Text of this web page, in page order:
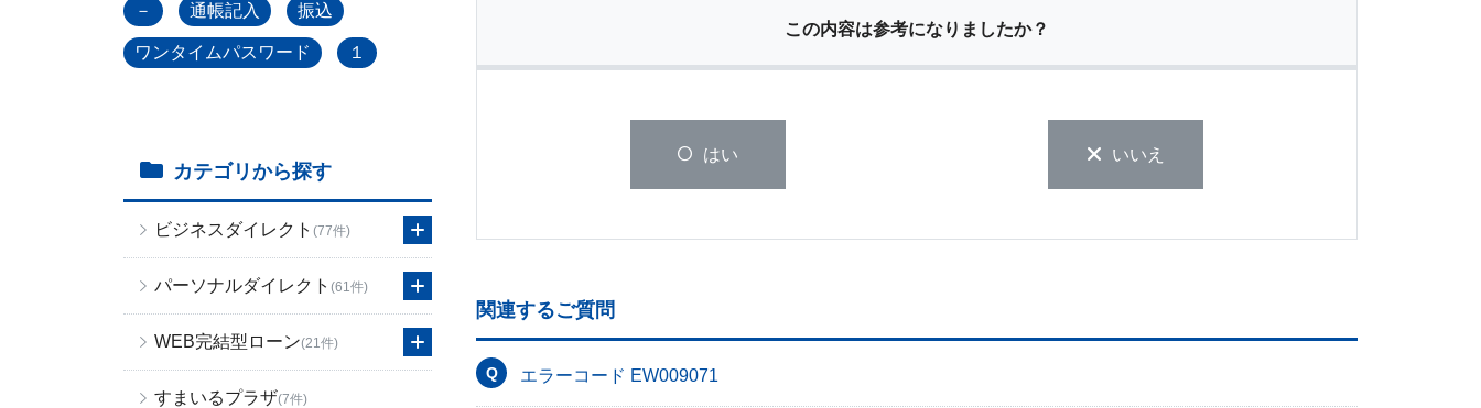
－ 通帳記入 振込
ワンタイムパスワード １
カテゴリから探す
ビジネスダイレクト (77件)
パーソナルダイレクト (61件)
WEB完結型ローン(21件)
すまいるプラザ(7件)
この内容は参考になりましたか？
はい いいえ
関連するご質問
エラーコード EW009071